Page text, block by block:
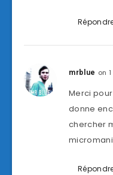
mrblue on
Merci
donne
chercher